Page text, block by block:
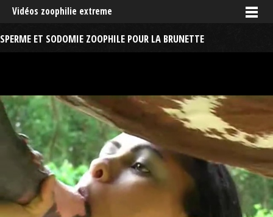
Vidéos zoophilie extreme
SPERME ET SODOMIE ZOOPHILE POUR LA BRUNETTE